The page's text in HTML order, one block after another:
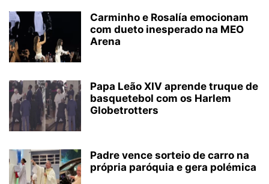
Carminho e Rosalía emocionam
com dueto inesperado na MEO
Arena
Papa Leão XIV aprende truque de
basquetebol com os Harlem
Globetrotters
Padre vence sorteio de carro na
própria paróquia e gera polémica